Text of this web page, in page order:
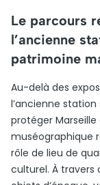
Le parcours
l’ancienne
patrimoine
Au-delà des
l’ancienne
protéger
muséographique
rôle de lieu de
culturel. À travers